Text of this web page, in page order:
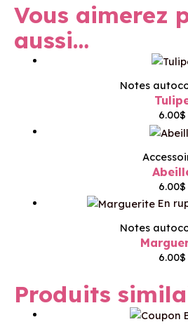
Vous aimerez
aussi…
Notes
6.00$
6.00$
En
Notes
6.00$
Produits